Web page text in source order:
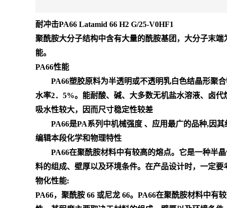
耐冲击PA66 Latamid 66 H2 G/25-V0HF1
聚酰胺大分子结构中含有大量的酰胺基团，大分子末
能。
PA66性能
PA66塑胶原料为半透明或不透明乳白色结晶形聚合
水率2．5%。能耐酸、碱、大多数无机盐水溶液、卤
吸水性较大，因而尺寸稳定性较差
PA66是PA系列中机械强度 、应用最广的品种,因其
编辑本段化学和物理特性
PA66在聚酰胺材料中有较高的熔点。它是一种半晶
料的组成、壁厚以及环境条件。在产品设计时，一定要
物化性能:
PA66，聚酰胺 66 或尼龙 66。PA66在聚酰胺材料中有